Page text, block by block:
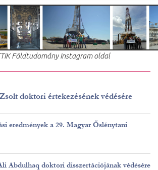
Földtudomány Instagram oldal
doktori értekezésének védésére
eredmények a 29. Magyar Őslénytani
Abdulhaq doktori disszertációjának védésére